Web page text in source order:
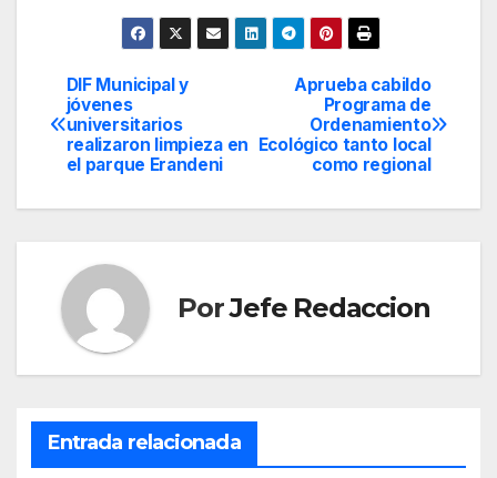
Navegación
de
entradas
Aprueba cabildo
Programa de
Ordenamiento
Ecológico tanto local
como regional
DIF Municipal y
jóvenes
universitarios
realizaron limpieza en
el parque Erandeni
PorJefe Redaccion
Entrada relacionada